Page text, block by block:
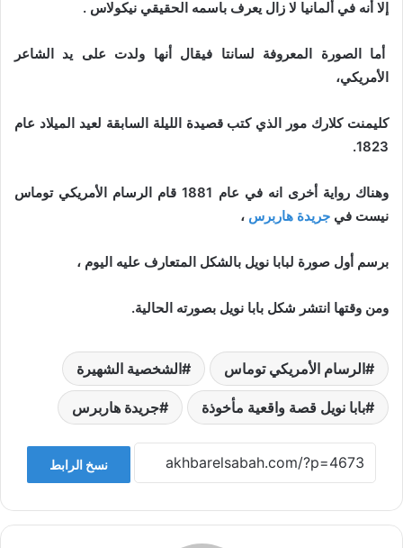
إلا أنه في ألمانيا لا زال يعرف باسمه الحقيقي نيكولاس .
أما الصورة المعروفة لسانتا فيقال أنها ولدت على يد الشاعر
الأمريكي،
كليمنت كلارك مور الذي كتب قصيدة الليلة السابقة لعيد الميلاد عام
1823.
وهناك رواية أخرى انه في عام 1881 قام الرسام الأمريكي توماس
نيست في جريدة هاربرس ،
برسم أول صورة لبابا نويل بالشكل المتعارف عليه اليوم ،
ومن وقتها انتشر شكل بابا نويل بصورته الحالية.
الرسام الأمريكي توماس الشخصية الشهيرة
بابا نويل قصة واقعية مأخوذة جريدة هاربرس
نسخ الرابط